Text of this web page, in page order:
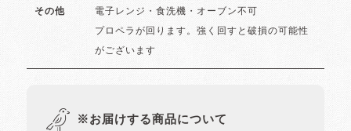
その他 電子レンジ・食洗機・オーブン不可
プロペラが回ります。強く回すと破損の可能性
がございます
※お届けする商品について